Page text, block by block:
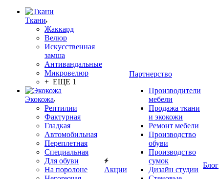
Ткани
Жаккард
Велюр
Искусственная
замша
Антивандальные
Микровелюр
+ ЕЩЕ 1
Экокожа
Рептилии
Фактурная
Гладкая
Автомобильная
Переплетная
Специальная
Для обуви
На поролоне
Акции
Партнерство
Производители
мебели
Продажа ткани
и экокожи
Ремонт мебели
Производство
обуви
Производство
сумок
Дизайн студии
Блог